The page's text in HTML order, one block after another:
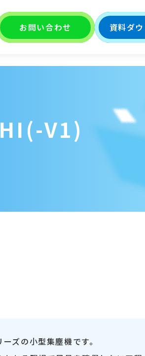
お問い合わせ 資料ダ
V1)
ズの小型集塵機です。